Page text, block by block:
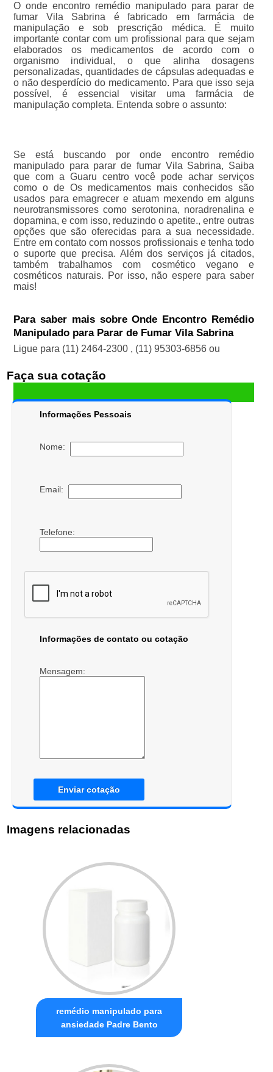
O onde encontro remédio manipulado para parar de
fumar Vila Sabrina é fabricado em farmácia de
manipulação e sob prescrição médica. É muito
importante contar com um profissional para que sejam
elaborados os medicamentos de acordo com o
organismo individual, o que alinha dosagens
personalizadas, quantidades de cápsulas adequadas e
o não desperdício do medicamento. Para que isso seja
possível, é essencial visitar uma farmácia de
manipulação completa. Entenda sobre o assunto:
Se está buscando por onde encontro remédio
manipulado para parar de fumar Vila Sabrina, Saiba
que com a Guaru centro você pode achar serviços
como o de Os medicamentos mais conhecidos são
usados para emagrecer e atuam mexendo em alguns
neurotransmissores como serotonina, noradrenalina e
dopamina, e com isso, reduzindo o apetite., entre outras
opções que são oferecidas para a sua necessidade.
Entre em contato com nossos profissionais e tenha todo
o suporte que precisa. Além dos serviços já citados,
também trabalhamos com cosmético vegano e
cosméticos naturais. Por isso, não espere para saber
mais!
Para saber mais sobre Onde Encontro Remédio
Manipulado para Parar de Fumar Vila Sabrina
Ligue para (11) 2464-2300 , (11) 95303-6856 ou
Faça sua cotação
Informações Pessoais
Nome:
Email:
Telefone:
Informações de contato ou cotação
Mensagem:
Enviar cotação
Imagens relacionadas
remédio manipulado para
ansiedade Padre Bento